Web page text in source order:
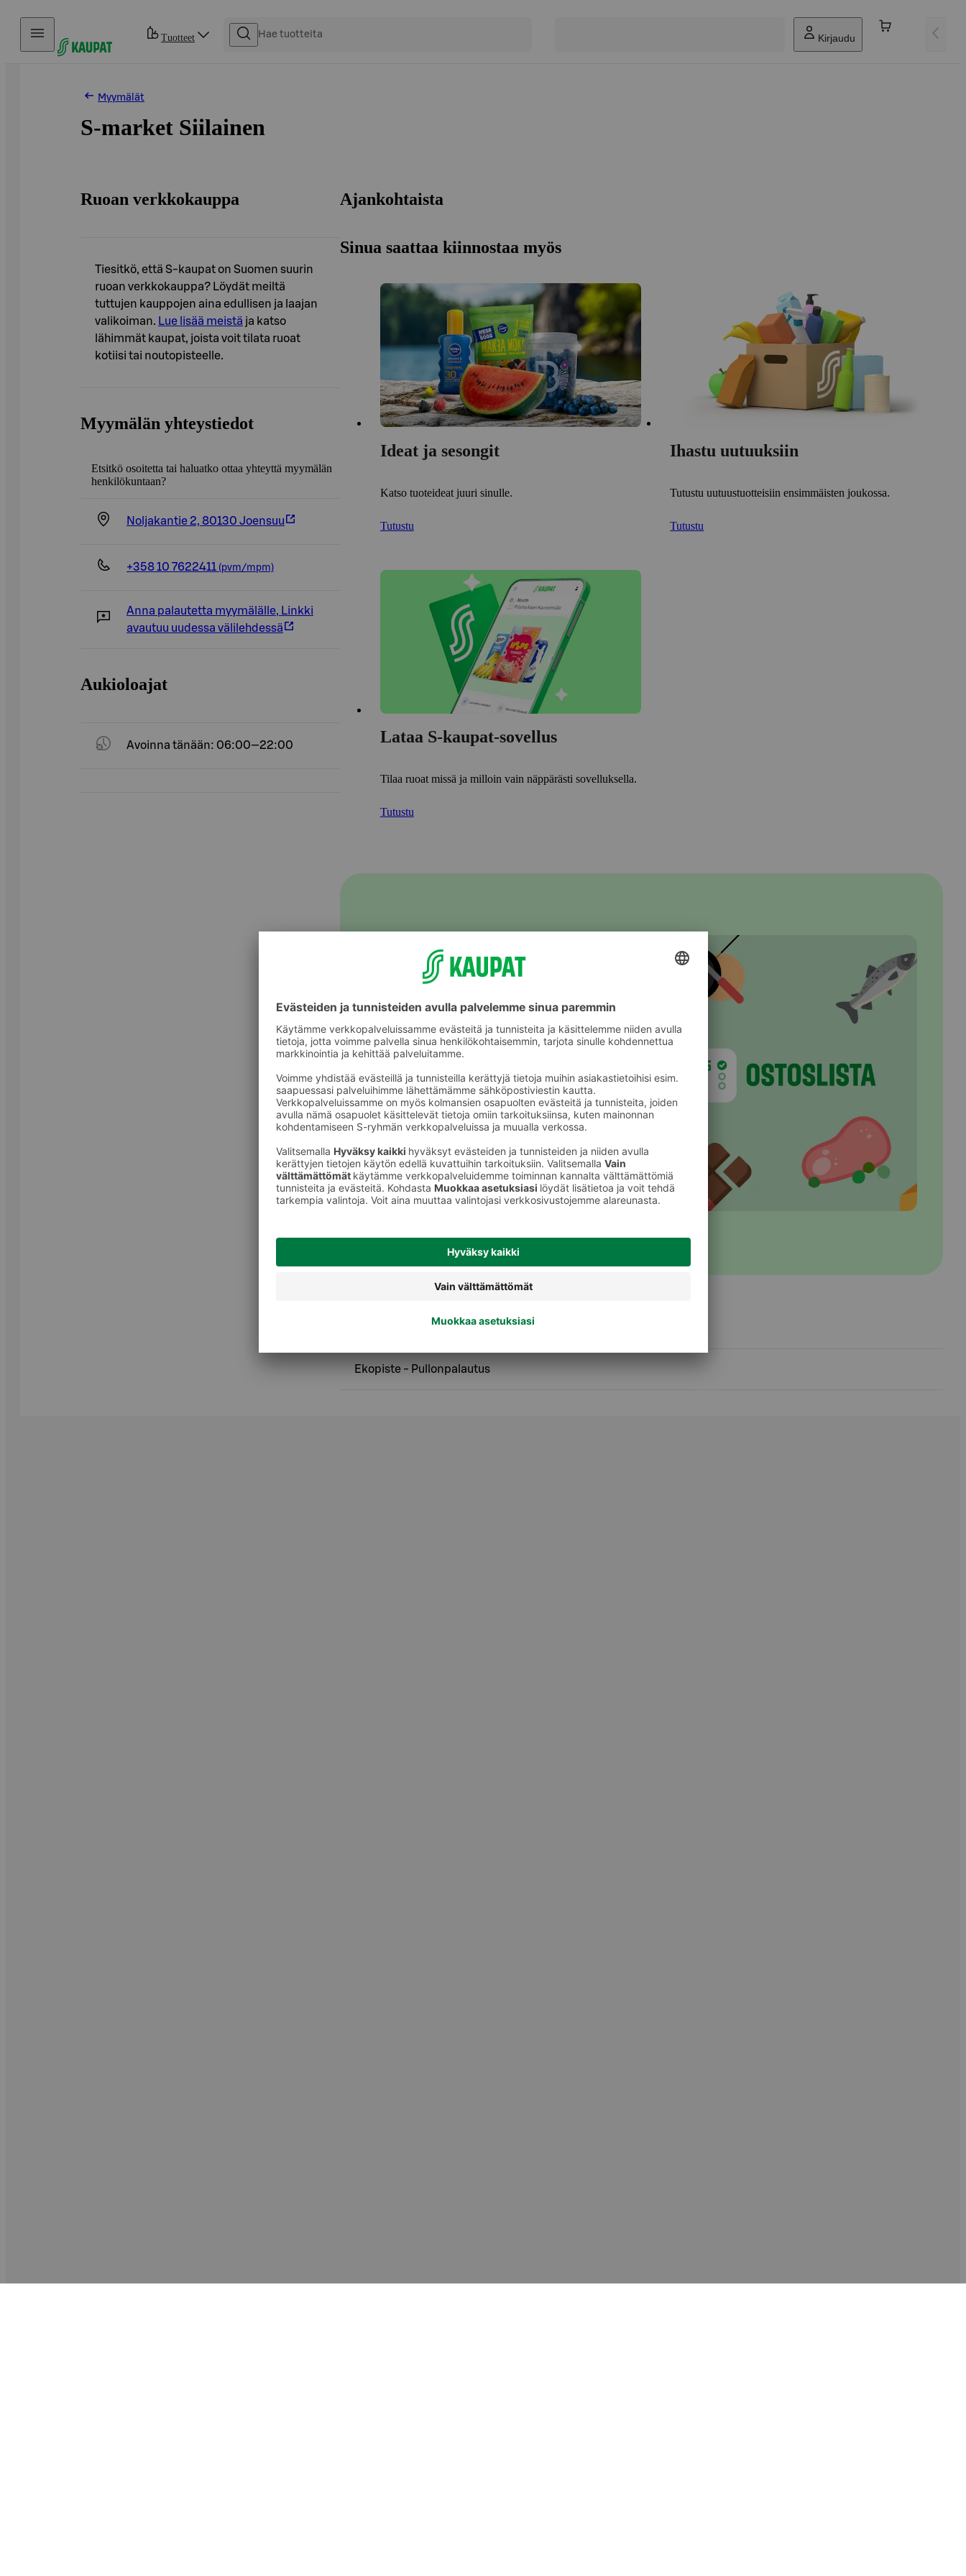
Hyppää sisältöön
Tuotteet Kirjaudu
Myymälät
S-market Siilainen
Ruoan verkkokauppa
Tiesitkö, että S-kaupat on Suomen suurin
ruoan verkkokauppa? Löydät meiltä
tuttujen kauppojen aina edullisen ja laajan
valikoiman. Lue lisää meistä ja katso
lähimmät kaupat, joista voit tilata ruoat
kotiisi tai noutopisteelle.
Myymälän yhteystiedot
Etsitkö osoitetta tai haluatko ottaa yhteyttä myymälän
henkilökuntaan?
Noljakantie 2, 80130 Joensuu
+358 10 7622411 (pvm/mpm)
Anna palautetta myymälälle, Linkki
avautuu uudessa välilehdessä
Aukioloajat
Avoinna tänään: 06:00—22:00
Ajankohtaista
Sinua saattaa kiinnostaa myös
Ideat ja sesongit
Katso tuoteideat juuri sinulle.
Tutustu
Ihastu uutuuksiin
Tutustu uutuustuotteisiin ensimmäisten joukossa.
Tutustu
Lataa S-kaupat-sovellus
Tilaa ruoat missä ja milloin vain näppärästi sovelluksella.
Tutustu
kauppareissusi tiedot
helposti koko
perheelle
S-ostoslista-sovelluksesta löydät nyt
valikoimat ja tuotteiden hinnat. Voit
rakentaa ostoslistan kätevästi
sovelluksessa ja jakaa sen
perheenjäsenille täydennettäväksi.
S-kaupat-ruokaverkkokaupassa voit
tehdä ostoslistasitäälläja tilata ruoat
kotiin tai noutopisteelle.
Ekopiste - Pullonpalautus